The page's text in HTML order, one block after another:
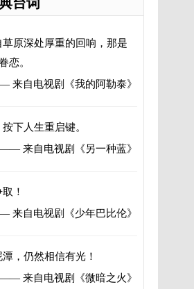
原深处厚重的回响，那是
恋。
来自电视剧
《我的阿勒泰》
下人生重启键。
—— 来自电视剧
《另一种蓝》
！
来自电视剧
《少年巴比伦》
，仍然相信有光！
—— 来自电视剧
《微暗之火》